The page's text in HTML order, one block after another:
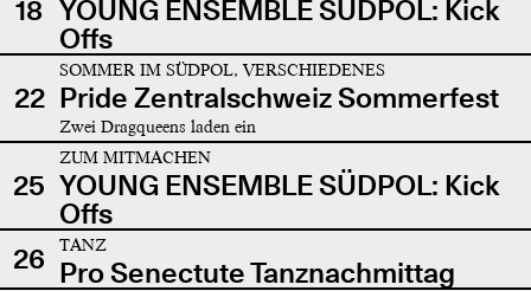
18 YOUNG ENSEMBLE SÜDPOL: Kick
Offs
22
SOMMER IM SÜDPOL, VERSCHIEDENES
Pride Zentralschweiz Sommerfest
Zwei Dragqueens laden ein
25
ZUM MITMACHEN
YOUNG ENSEMBLE SÜDPOL: Kick
Offs
26
TANZ
Pro Senectute Tanznachmittag